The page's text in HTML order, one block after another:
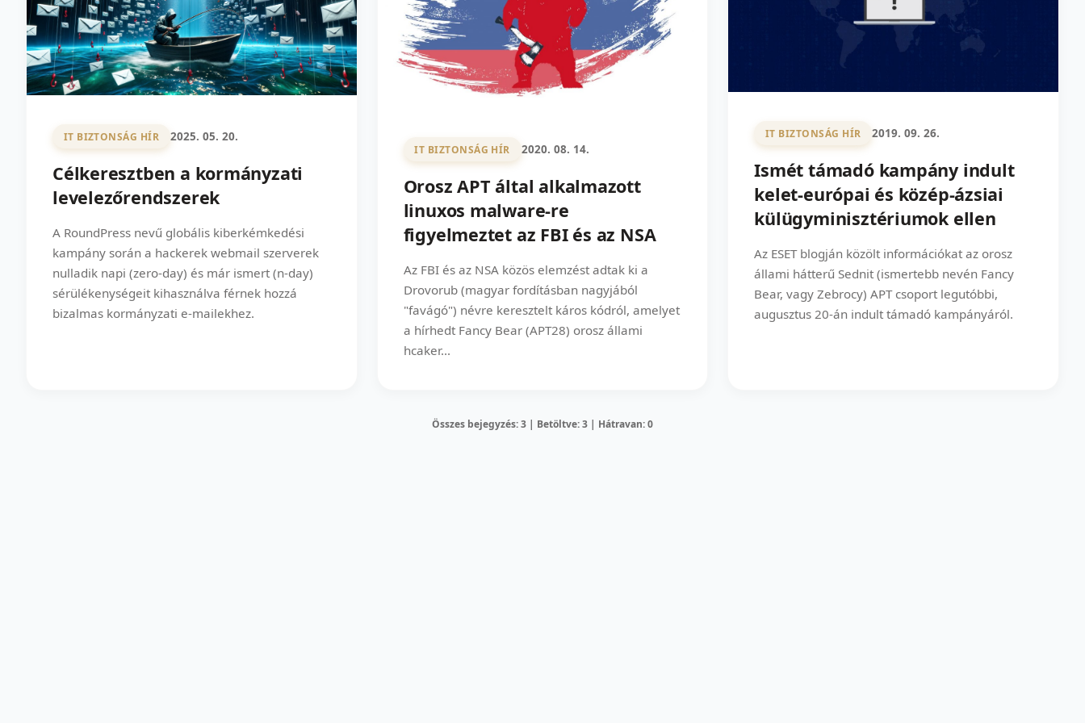
IT BIZTONSÁG HÍR 2025. 05. 20.
Célkeresztben a kormányzati
levelezőrendszerek
A RoundPress nevű globális kiberkémkedési
kampány során a hackerek webmail szerverek
nulladik napi (zero-day) és már ismert (n-day)
sérülékenységeit kihasználva férnek hozzá
bizalmas kormányzati e-mailekhez.
IT BIZTONSÁG HÍR 2020. 08. 14.
Orosz APT által alkalmazott
linuxos malware-re
figyelmeztet az FBI és az NSA
Az FBI és az NSA közös elemzést adtak ki a
Drovorub (magyar fordításban nagyjából
"favágó") névre keresztelt káros kódról, amelyet
a hírhedt Fancy Bear (APT28) orosz állami
hcaker...
IT BIZTONSÁG HÍR 2019. 09. 26.
Ismét támadó kampány indult
kelet-európai és közép-ázsiai
külügyminisztériumok ellen
Az ESET blogján közölt információkat az orosz
állami hátterű Sednit (ismertebb nevén Fancy
Bear, vagy Zebrocy) APT csoport legutóbbi,
augusztus 20-án indult támadó kampányáról.
Összes bejegyzés: 3 | Betöltve: 3 | Hátravan: 0